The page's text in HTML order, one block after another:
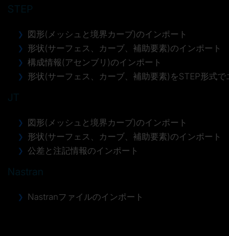
STEP
図形(メッシュと境界カーブ)のインポート
形状(サーフェス、カーブ、補助要素)のインポート
構成情報(アセンブリ)のインポート
形状(サーフェス、カーブ、補助要素)をSTEP形式で
JT
図形(メッシュと境界カーブ)のインポート
形状(サーフェス、カーブ、補助要素)のインポート
公差と注記情報のインポート
Nastran
Nastranファイルのインポート